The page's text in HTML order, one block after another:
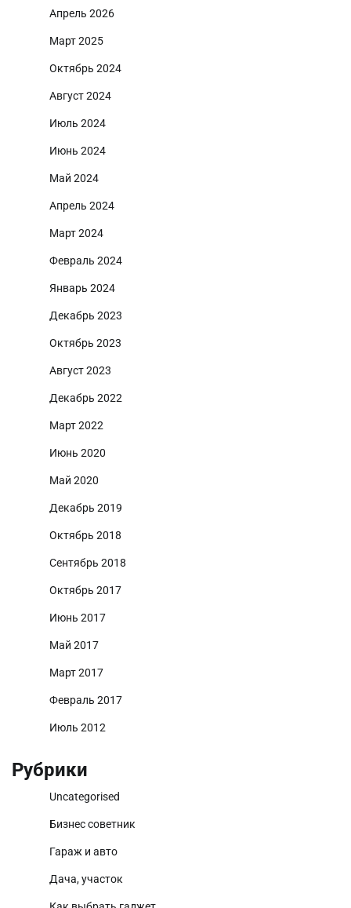
Апрель 2026
Март 2025
Октябрь 2024
Август 2024
Июль 2024
Июнь 2024
Май 2024
Апрель 2024
Март 2024
Февраль 2024
Январь 2024
Декабрь 2023
Октябрь 2023
Август 2023
Декабрь 2022
Март 2022
Июнь 2020
Май 2020
Декабрь 2019
Октябрь 2018
Сентябрь 2018
Октябрь 2017
Июнь 2017
Май 2017
Март 2017
Февраль 2017
Июль 2012
Рубрики
Uncategorised
Бизнес советник
Гараж и авто
Дача, участок